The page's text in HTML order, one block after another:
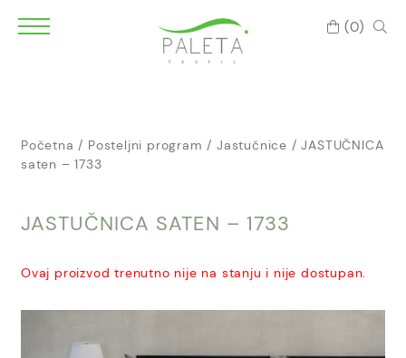
(0)
Početna / Posteljni program /Jastučnice / JASTUČNICA
saten – 1733
JASTUČNICA SATEN – 1733
Ovaj proizvod trenutno nije na stanju i nije dostupan.